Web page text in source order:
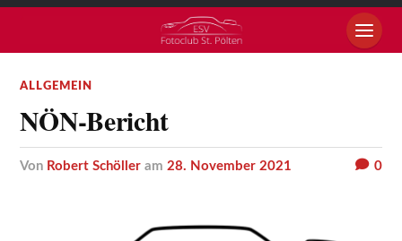
ALLGEMEIN
NÖN-Bericht
von Robert Schöller am28. November 2021 0